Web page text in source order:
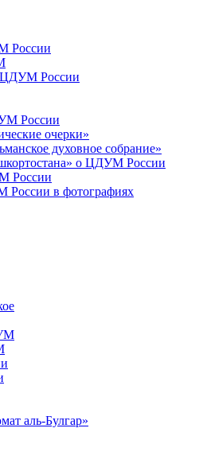
России
России
России
очерки»
духовное собрание»
о ЦДУМ России
России
в фотографиях
аль-Булгар»